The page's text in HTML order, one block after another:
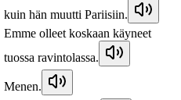
kuin hän muutti Pariisiin.
Emme olleet koskaan käyneet
tuossa ravintolassa.
Menen.